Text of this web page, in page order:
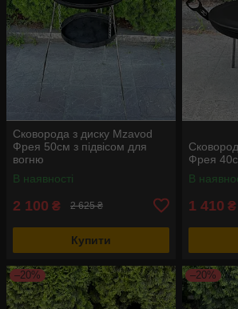
Сковорода з диску Mzavod
Фрея 50см з підвісом для
вогню
В наявності
2 100 ₴ 2 625 ₴
Купити
Фрея
В
1 410 ₴
–20% –20%